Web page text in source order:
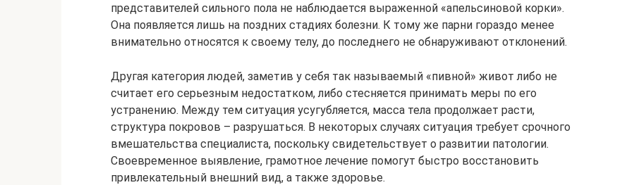
представителей сильного пола не наблюдается выраженной «апельсиновой корки».
Она появляется лишь на поздних стадиях болезни. К тому же парни гораздо менее
внимательно относятся к своему телу, до последнего не обнаруживают отклонений.
Другая категория людей, заметив у себя так называемый «пивной» живот либо не
считает его серьезным недостатком, либо стесняется принимать меры по его
устранению. Между тем ситуация усугубляется, масса тела продолжает расти,
структура покровов – разрушаться. В некоторых случаях ситуация требует срочного
вмешательства специалиста, поскольку свидетельствует о развитии патологии.
Своевременное выявление, грамотное лечение помогут быстро восстановить
привлекательный внешний вид, а также здоровье.